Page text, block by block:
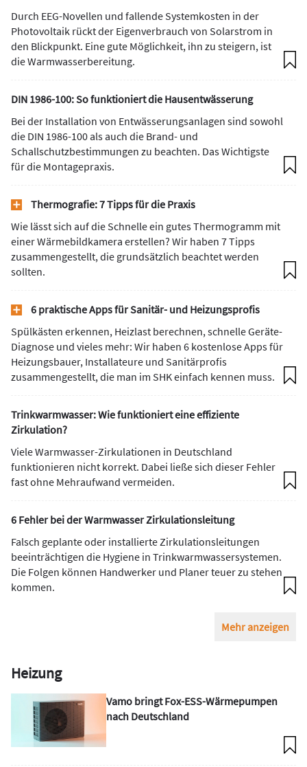
Durch EEG-Novellen und fallende Systemkosten in der
Photovoltaik rückt der Eigenverbrauch von Solarstrom in
den Blickpunkt. Eine gute Möglichkeit, ihn zu steigern, ist
die Warmwasserbereitung.
DIN 1986-100: So funktioniert die Hausentwässerung
Bei der Installation von Entwässerungsanlagen sind sowohl
die DIN 1986-100 als auch die Brand- und
Schallschutzbestimmungen zu beachten. Das Wichtigste
für die Montagepraxis.
Thermografie: 7 Tipps für die Praxis
Wie lässt sich auf die Schnelle ein gutes Thermogramm mit
einer Wärmebildkamera erstellen? Wir haben 7 Tipps
zusammengestellt, die grundsätzlich beachtet werden
sollten.
6 praktische Apps für Sanitär- und Heizungsprofis
Spülkästen erkennen, Heizlast berechnen, schnelle Geräte-
Diagnose und vieles mehr: Wir haben 6 kostenlose Apps für
Heizungsbauer, Installateure und Sanitärprofis
zusammengestellt, die man im SHK einfach kennen muss.
Trinkwarmwasser: Wie funktioniert eine effiziente
Zirkulation?
Viele Warmwasser-Zirkulationen in Deutschland
funktionieren nicht korrekt. Dabei ließe sich dieser Fehler
fast ohne Mehraufwand vermeiden.
6 Fehler bei der Warmwasser Zirkulationsleitung
Falsch geplante oder installierte Zirkulationsleitungen
beeinträchtigen die Hygiene in Trinkwarmwassersystemen.
Die Folgen können Handwerker und Planer teuer zu stehen
kommen.
Mehr anzeigen
Heizung
Vamo bringt Fox-ESS-Wärmepumpen
nach Deutschland